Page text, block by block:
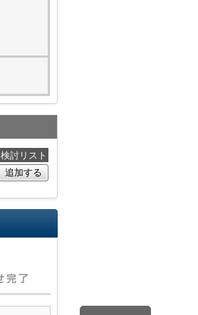
検討リスト
追加する